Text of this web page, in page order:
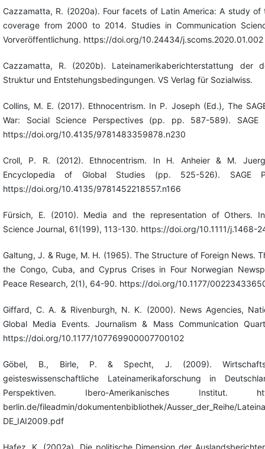
Cazzamatta, R. (2020a). Four facets of Latin America: A study of
coverage from 2000 to 2014. Studies in Communication
Vorveröffentlichung. https://doi.org/10.24434/j.scoms.2020.01.002
Cazzamatta, R. (2020b). Lateinamerikaberichterstattung der
Struktur und Entstehungsbedingungen. VS Verlag für Sozialwiss.
Collins, M. E. (2017). Ethnocentrism. In P. Joseph (Ed.), The
War: Social Science Perspectives (pp. pp. 587-589). SAGE
https://doi.org/10.4135/9781483359878.n230
Croll, P. R. (2012). Ethnocentrism. In H. Anheier & M.
Encyclopedia of Global Studies (pp. 525-526). SAGE
https://doi.org/10.4135/9781452218557.n166
Fürsich, E. (2010). Media and the representation of Others.
Science Journal, 61(199), 113-130. https://doi.org/10.1111/j.1468-
Galtung, J. & Ruge, M. H. (1965). The Structure of Foreign News.
the Congo, Cuba, and Cyprus Crises in Four Norwegian
Peace Research, 2(1), 64-90. https://doi.org/10.1177/
Giffard, C. A. & Rivenburgh, N. K. (2000). News Agencies,
Global Media Events. Journalism & Mass Communication
https://doi.org/10.1177/107769900007700102
Göbel, B., Birle, P. & Specht, J. (2009).
geisteswissenschaftliche Lateinamerikaforschung in
Perspektiven. Ibero-Amerikanisches Institut.
berlin.de/fileadmin/dokumentenbibliothek/Ausser_der_Reihe/
DE_IAI2009.pdf
Hafez, K. (2002a). Die politische Dimension der